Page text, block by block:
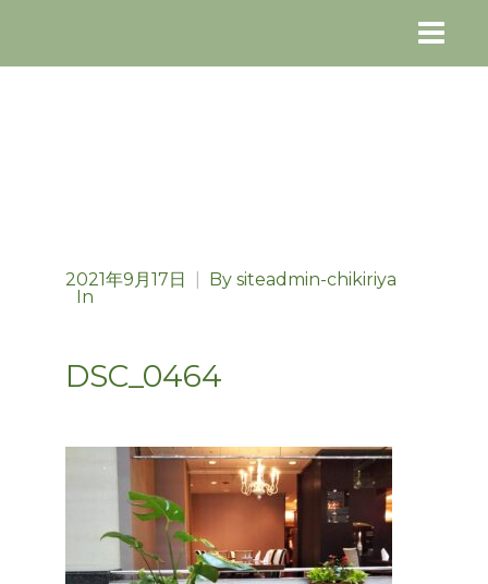
2021年9月17日 By siteadmin-chikiriya
In
DSC_0464